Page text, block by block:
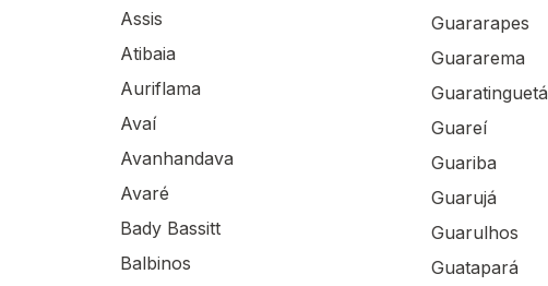
Assis
Atibaia
Auriflama
Avaí
Avanhandava
Avaré
Bady Bassitt
Balbinos
Guararapes
Guararema
Guaratinguetá
Guareí
Guariba
Guarujá
Guarulhos
Guatapará